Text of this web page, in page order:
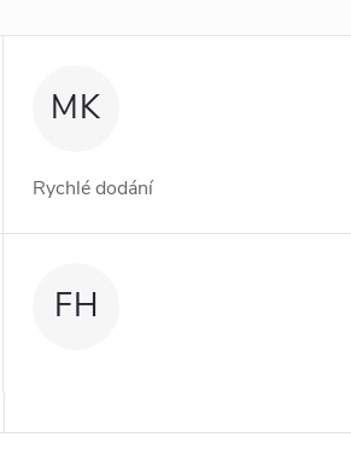
MK
Rychlé dodání
FH